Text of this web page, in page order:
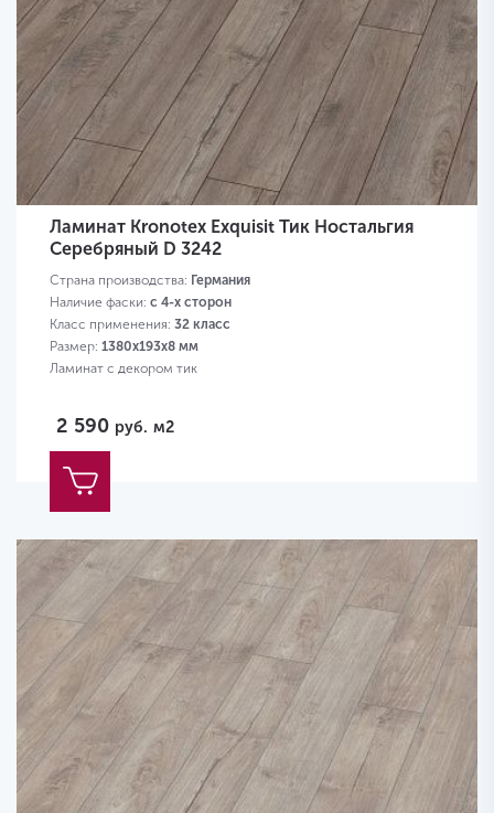
Ламинат Kronotex Exquisit Тик Ностальгия
Серебряный D 3242
Страна производства: Германия
Наличие фаски: с 4-х сторон
Класс применения: 32 класс
Размер: 1380х193х8 мм
Ламинат с декором тик
2 590 руб. м2